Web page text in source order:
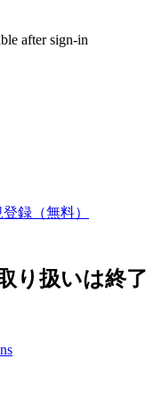
after sign-in
録（無料）
り扱いは終